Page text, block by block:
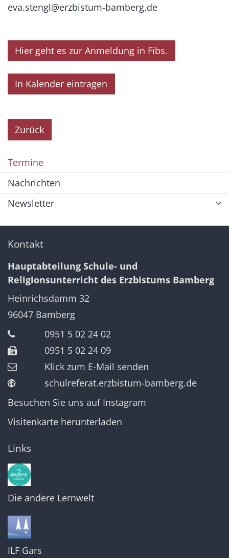
eva.stengl@erzbistum-bamberg.de
Hier geht es zur Anmeldung in Fibs.
In Kalender eintragen
Zurück
Termine
Nachrichten
Newsletter
Kontakt
Hauptabteilung Schule- und
Religionsunterricht des Erzbistums Bamberg
Heinrichsdamm 32
96047 Bamberg
0951 5 02 24 02
0951 5 02 24 09
Klick zum E-Mail senden
schulreferat.erzbistum-bamberg.de
Besuchen Sie uns auf Instagram
Visitenkarte herunterladen
Links
Die andere Lernwelt
ILF Gars